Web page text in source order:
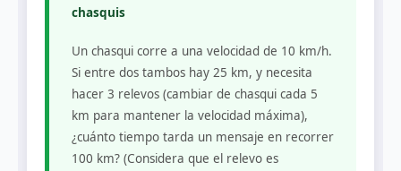
chasquis
Un chasqui corre a una velocidad de 10 km/h.
Si entre dos tambos hay 25 km, y necesita
hacer 3 relevos (cambiar de chasqui cada 5
km para mantener la velocidad máxima),
¿cuánto tiempo tarda un mensaje en recorrer
100 km? (Considera que el relevo es